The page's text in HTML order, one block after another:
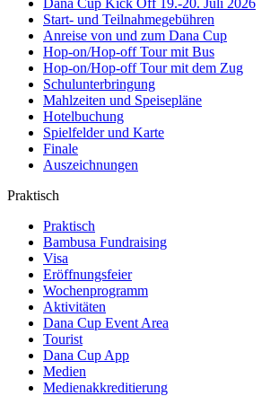
Start- und Teilnahmegebühren
Anreise von und zum Dana Cup
Hop-on/Hop-off Tour mit Bus
Hop-on/Hop-off Tour mit dem Zug
Schulunterbringung
Mahlzeiten und Speisepläne
Hotelbuchung
Spielfelder und Karte
Finale
Auszeichnungen
Praktisch
Praktisch
Bambusa Fundraising
Visa
Eröffnungsfeier
Wochenprogramm
Aktivitäten
Dana Cup Event Area
Tourist
Dana Cup App
Medien
Medienakkreditierung